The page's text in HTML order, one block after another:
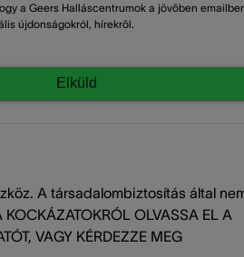
a Geers Halláscentrumok a jövőben
újdonságokról, hírekről.
Elküld
A társadalombiztosítás által
OLVASSA EL A
VAGY KÉRDEZZE MEG